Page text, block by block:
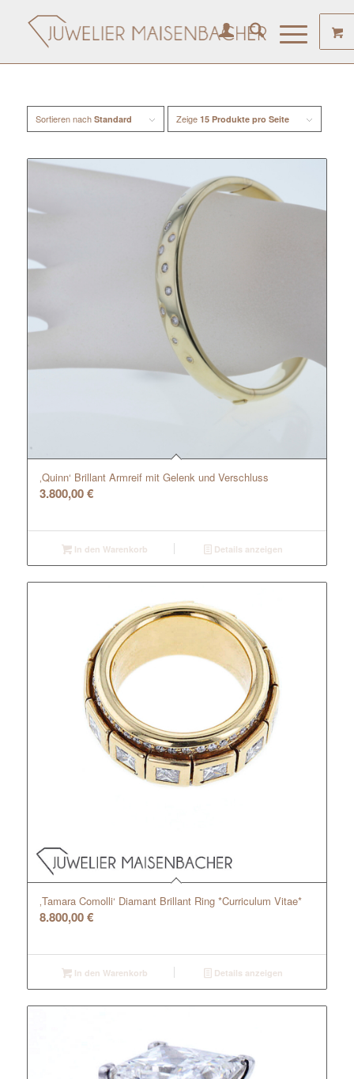
Sortieren nach Standard Zeige 15 Produkte pro Seite
‚Quinn‘ Brillant Armreif mit Gelenk und Verschluss
3.800,00€
In den Warenkorb Details anzeigen
‚Tamara Comolli‘ Diamant Brillant Ring *Curriculum Vitae*
8.800,00€
In den Warenkorb Details anzeigen